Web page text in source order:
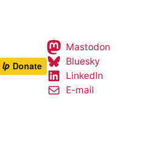
Mastodon
Bluesky
LinkedIn
E-mail